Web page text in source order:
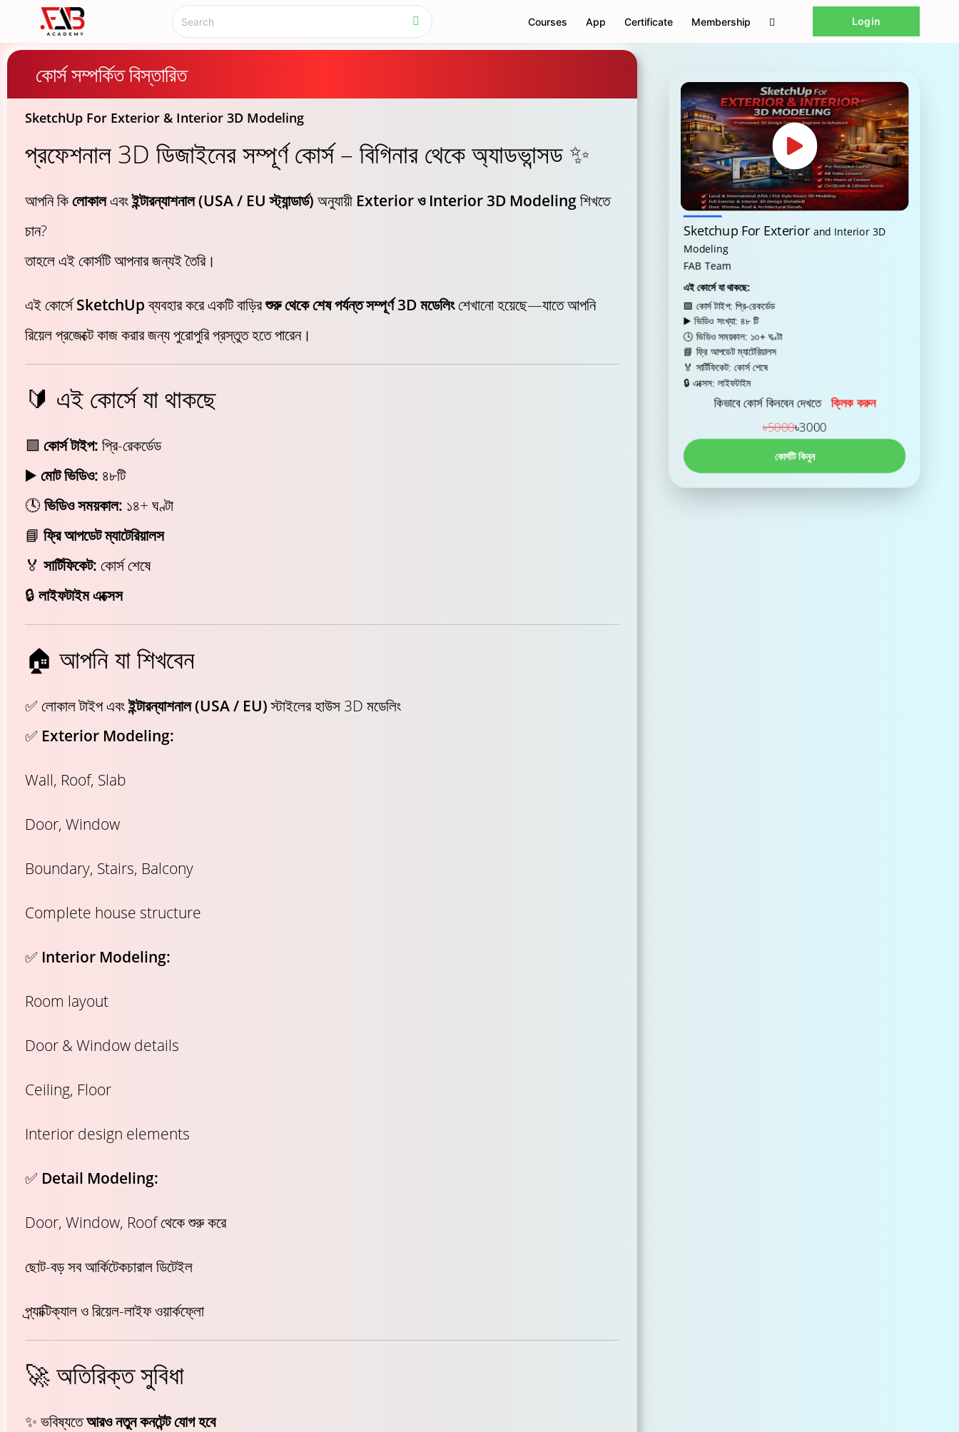
Courses App Certificate Membership Login
কোর্স সম্পর্কিত বিস্তারিত
SketchUp For Exterior & Interior 3D Modeling
প্রফেশনাল 3D ডিজাইনের সম্পূর্ণ কোর্স – বিগিনার থেকে অ্যাডভান্সড ✨
আপনি কিলোকালএবংইন্টারন্যাশনাল (USA / EU স্ট্যান্ডার্ড) অনুযায়ী Exterior ও Interior 3D Modelingশিখতে
চান?
তাহলে এই কোর্সটি আপনার জন্যই তৈরি।
এই কোর্সেSketchUpব্যবহার করে একটি বাড়িরশুরু থেকে শেষ পর্যন্ত সম্পূর্ণ 3D মডেলিংশেখানো হয়েছে—যাতে আপনি
রিয়েল প্রজেক্টে কাজ করার জন্য পুরোপুরি প্রস্তুত হতে পারেন।
🔰 এই কোর্সে যা থাকছে
🟩 কোর্স টাইপ: প্রি-রেকর্ডেড
▶️ মোট ভিডিও: ৪৮টি
🕓 ভিডিও সময়কাল: ১৪+ ঘণ্টা
📘 ফ্রি আপডেট ম্যাটেরিয়ালস
🏅 সার্টিফিকেট: কোর্স শেষে
🔒 লাইফটাইম এক্সেস
🏠 আপনি যা শিখবেন
✅ লোকাল টাইপ এবংইন্টারন্যাশনাল (USA / EU)স্টাইলের হাউস 3D মডেলিং
✅ Exterior Modeling:
Wall, Roof, Slab
Door, Window
Boundary, Stairs, Balcony
Complete house structure
✅ Interior Modeling:
Room layout
Door & Window details
Ceiling, Floor
Interior design elements
✅ Detail Modeling:
Door, Window, Roof থেকে শুরু করে
ছোট-বড় সব আর্কিটেকচারাল ডিটেইল
প্র্যাক্টিক্যাল ও রিয়েল-লাইফ ওয়ার্কফ্লো
🚀 অতিরিক্ত সুবিধা
✨ ভবিষ্যতেআরও নতুন কনটেন্ট যোগ হবে
Sketchup For Exterior and Interior 3D
Modeling
FAB Team
এই কোর্সে যা থাকছে:
🟩 কোর্স টাইপ: প্রি-রেকর্ডেড
▶️ ভিডিও সংখ্যা: ৪৮ টি
🕓 ভিডিও সময়কাল: ১৩+ ঘণ্টা
📘 ফ্রি আপডেট ম্যাটেরিয়ালস
🏅 সার্টিফিকেট: কোর্স শেষে
🔒 এক্সেস: লাইফটাইম
কিভাবে কোর্স কিনবেন দেখতেক্লিক করুন
৳5000৳3000
কোর্সটি কিনুন